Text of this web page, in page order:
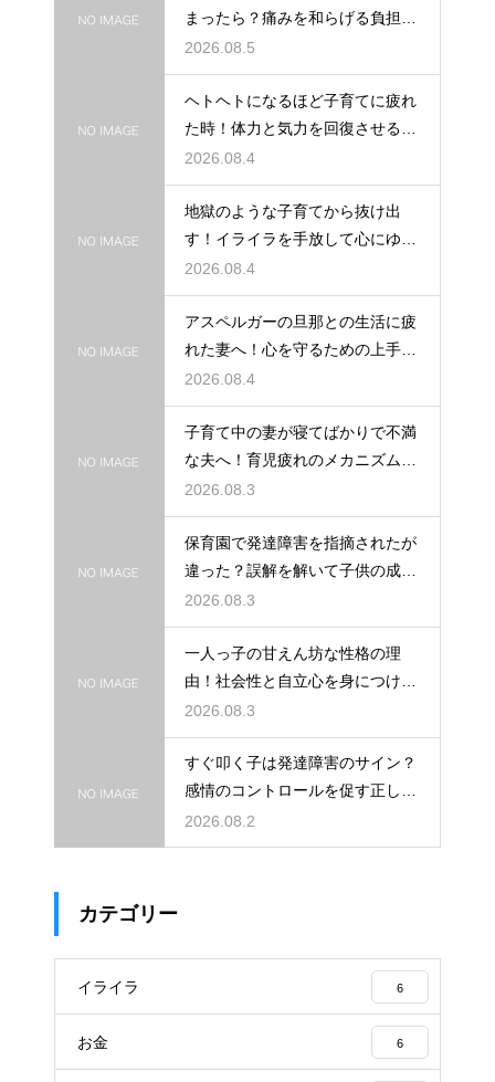
まったら？痛みを和らげる負担軽
減のコツ
2026.08.5
ヘトヘトになるほど子育てに疲れ
た時！体力と気力を回復させる簡
単な裏技
2026.08.4
地獄のような子育てから抜け出
す！イライラを手放して心にゆと
りを持つ術
2026.08.4
アスペルガーの旦那との生活に疲
れた妻へ！心を守るための上手な
接し方
2026.08.4
子育て中の妻が寝てばかりで不満
な夫へ！育児疲れのメカニズムを
理解する
2026.08.3
保育園で発達障害を指摘されたが
違った？誤解を解いて子供の成長
を見守る
2026.08.3
一人っ子の甘えん坊な性格の理
由！社会性と自立心を身につけさ
せる接し方
2026.08.3
すぐ叩く子は発達障害のサイン？
感情のコントロールを促す正しい
対応法
2026.08.2
カテゴリー
イライラ 6
お金 6